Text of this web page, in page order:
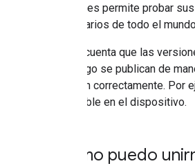
ya que les permite probar
los usuarios de todo el
Ten en cuenta que las
que luego se publican de
ejecuten correctamente.
disponible en el dispositivo.
¿Cómo puedo